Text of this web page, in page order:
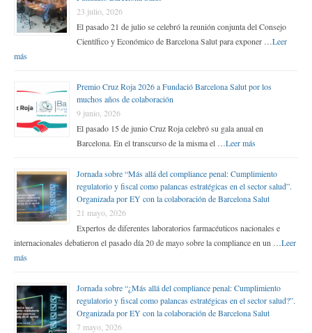
23 julio, 2026
El pasado 21 de julio se celebró la reunión conjunta del Consejo
Científico y Económico de Barcelona Salut para exponer … Leer
más
Premio Cruz Roja 2026 a Fundació Barcelona Salut por los
muchos años de colaboración
9 junio, 2026
El pasado 15 de junio Cruz Roja celebró su gala anual en
Barcelona. En el transcurso de la misma el … Leer más
Jornada sobre “Más allá del compliance penal: Cumplimiento
regulatorio y fiscal como palancas estratégicas en el sector salud”.
Organizada por EY con la colaboración de Barcelona Salut
21 mayo, 2026
Expertos de diferentes laboratorios farmacéuticos nacionales e
internacionales debatieron el pasado día 20 de mayo sobre la compliance en un … Leer
más
Jornada sobre “¿Más allá del compliance penal: Cumplimiento
regulatorio y fiscal como palancas estratégicas en el sector salud?”.
Organizada por EY con la colaboración de Barcelona Salut
7 mayo, 2026